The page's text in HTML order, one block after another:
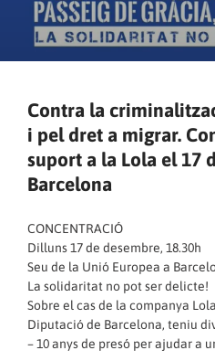
Contra la
i pel dret a migrar.
suport a la Lola el 17
Barcelona
CONCENTRACIÓ
Dilluns 17 de desembre, 18.30h
Seu de la Unió Europea a
La solidaritat no pot ser delicte!
Sobre el cas de la companya
Diputació de Barcelona, teniu
– 10 anys de presó per ajudar a